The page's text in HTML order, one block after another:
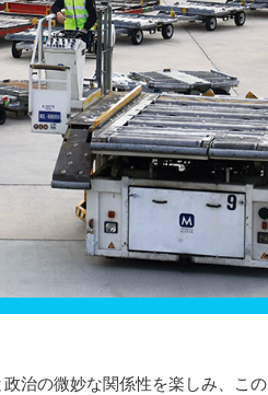
治の微妙な関係性を楽しみ、この